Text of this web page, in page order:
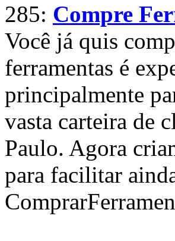
285: Compre
Você já quis
ferramentas é
principalmente
vasta carteira de
Paulo. Agora
para facilitar